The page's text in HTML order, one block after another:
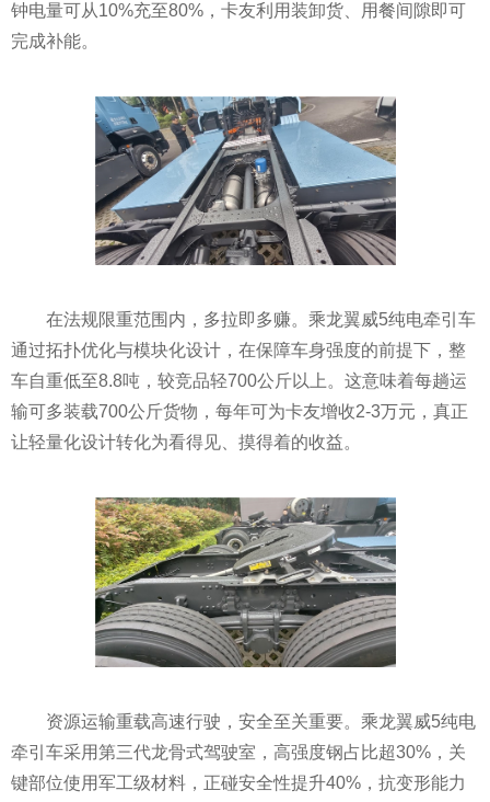
钟电量可从10%充至80%，卡友利用装卸货、用餐间隙即可
完成补能。
在法规限重范围内，多拉即多赚。乘龙翼威5纯电牵引车
通过拓扑优化与模块化设计，在保障车身强度的前提下，整
车自重低至8.8吨，较竞品轻700公斤以上。这意味着每趟运
输可多装载700公斤货物，每年可为卡友增收2-3万元，真正
让轻量化设计转化为看得见、摸得着的收益。
资源运输重载高速行驶，安全至关重要。乘龙翼威5纯电
牵引车采用第三代龙骨式驾驶室，高强度钢占比超30%，关
键部位使用军工级材料，正碰安全性提升40%，抗变形能力